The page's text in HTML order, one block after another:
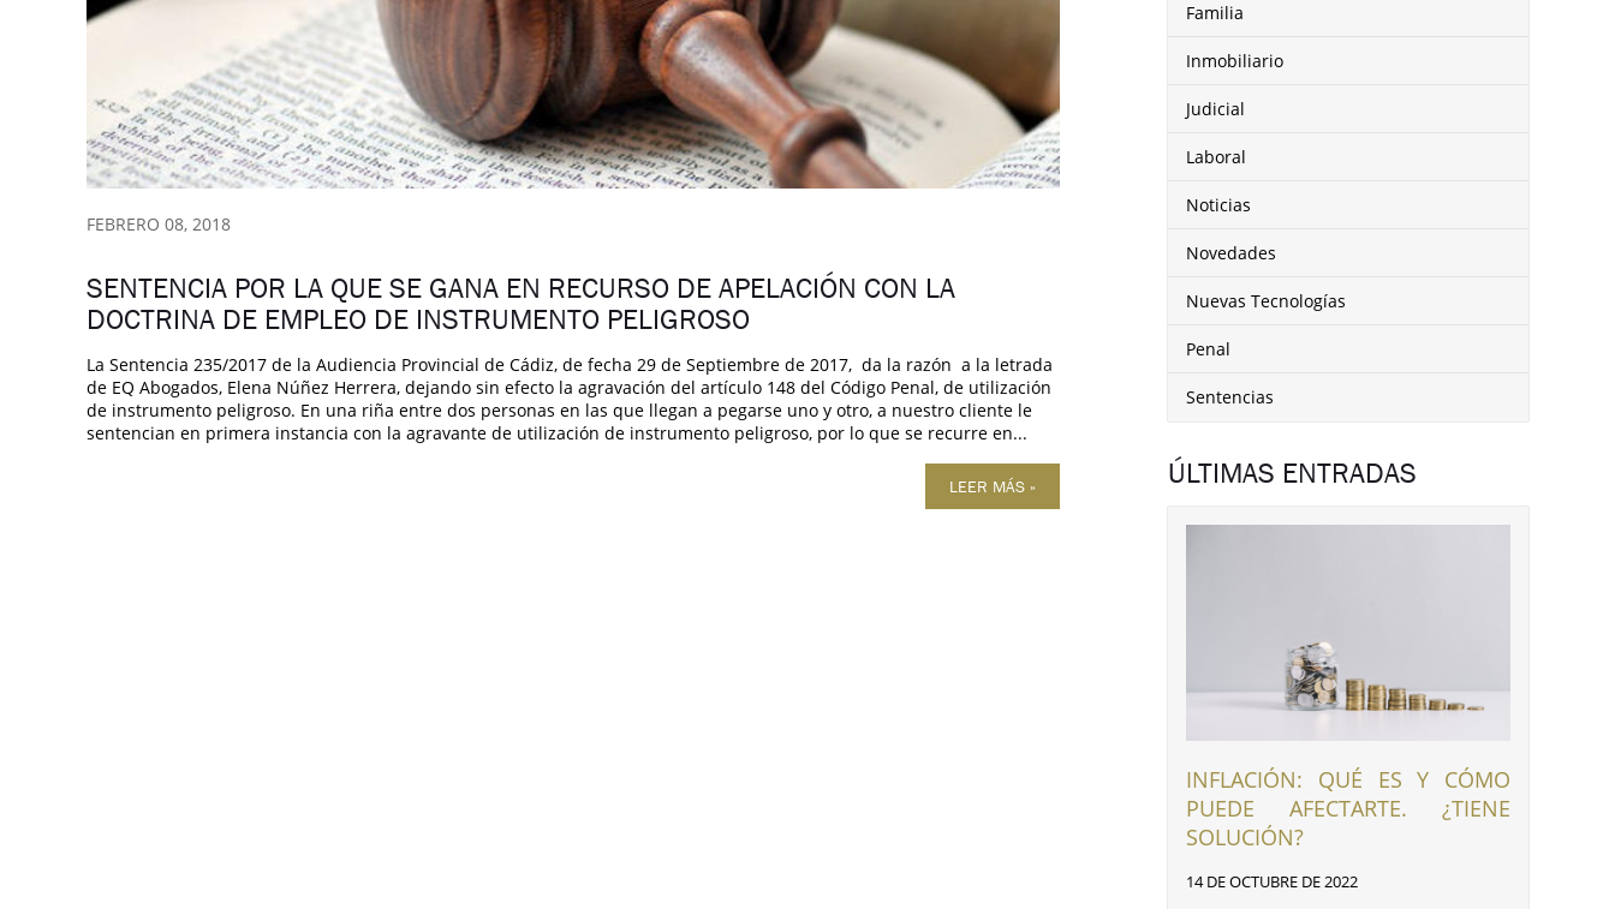
FEBRERO 08, 2018
SENTENCIA POR LA QUE SE GANA EN RECURSO DE APELACIÓN CON LA
DOCTRINA DE EMPLEO DE INSTRUMENTO PELIGROSO
La Sentencia 235/2017 de la Audiencia Provincial de Cádiz, de fecha 29 de Septiembre de 2017, da la razón a la letrada
de EQ Abogados, Elena Núñez Herrera, dejando sin efecto la agravación del artículo 148 del Código Penal, de utilización
de instrumento peligroso. En una riña entre dos personas en las que llegan a pegarse uno y otro, a nuestro cliente le
sentencian en primera instancia con la agravante de utilización de instrumento peligroso, por lo que se recurre en...
LEER MÁS »
Familia
Inmobiliario
Judicial
Laboral
Noticias
Novedades
Nuevas Tecnologías
Penal
Sentencias
ÚLTIMAS ENTRADAS
INFLACIÓN: QUÉ ES Y CÓMO
PUEDE AFECTARTE. ¿TIENE
SOLUCIÓN?
14 DE OCTUBRE DE 2022